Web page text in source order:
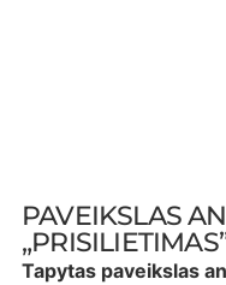
PAVEIKSLAS
Tapytas paveikslas